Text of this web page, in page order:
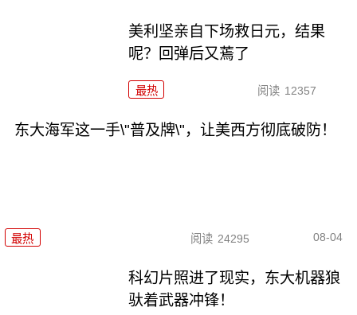
美利坚亲自下场救日元，结果
呢？回弹后又蔫了
最热 阅读 12357
东大海军这一手\"普及牌\"，让美西方彻底破防！
最热 阅读 24295 08-04
科幻片照进了现实，东大机器狼
驮着武器冲锋！